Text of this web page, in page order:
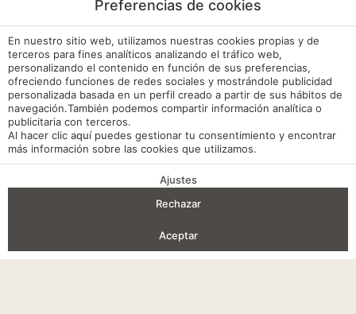
VENTAJAS DE RESERVA
Aviso legal
Preferencias de cookies
En nuestro sitio web, utilizamos nuestras cookies propias y de
terceros para fines analíticos analizando el tráfico web,
personalizando el contenido en función de sus preferencias,
ofreciendo funciones de redes sociales y mostrándole publicidad
personalizada basada en un perfil creado a partir de sus hábitos de
navegación.También podemos compartir información analítica o
publicitaria con terceros.
Al hacer clic aquípuedes gestionar tu consentimiento y encontrar
más información sobre las cookies que utilizamos.
Ajustes
Rechazar
Aceptar